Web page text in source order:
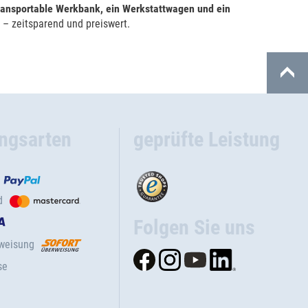
Werkbank, ein Werkstattwagen und ein
– zeitsparend und preiswert.
geprüfte Leistung
Folgen Sie uns